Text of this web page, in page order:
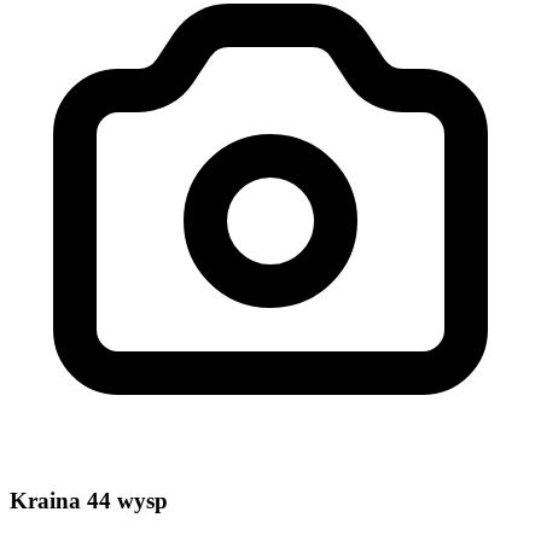
Kraina 44 wysp